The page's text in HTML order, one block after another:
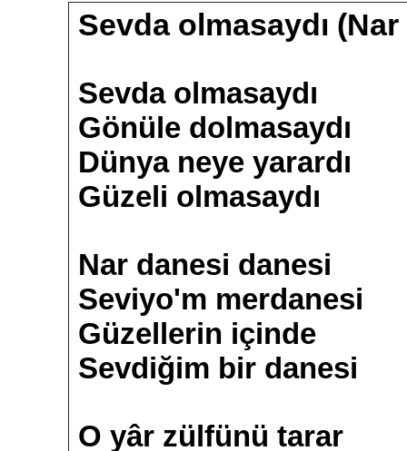
Sevda olmasaydı
Sevda olmasaydı
Gönüle dolmasaydı
Dünya neye yarardı
Güzeli olmasaydı
Nar danesi danesi
Seviyo'm merdanesi
Güzellerin içinde
Sevdiğim bir danesi
O yâr zülfünü tarar